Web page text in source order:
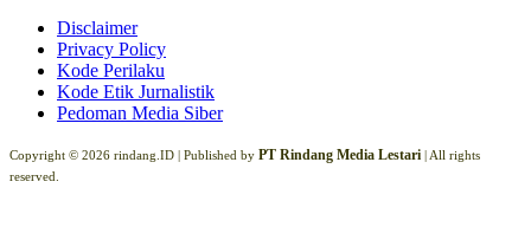
Disclaimer
Privacy Policy
Kode Perilaku
Kode Etik Jurnalistik
Pedoman Media Siber
Copyright © 2026 rindang.ID | Published by PT Rindang Media Lestari | All rights
reserved.